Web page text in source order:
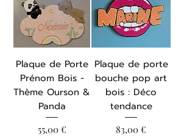
Plaque de Porte
Prénom Bois -
Thème Ourson &
Panda
Prix
55,00 €
Plaque de porte
bouche pop art
bois : Déco
tendance
Prix
83,00 €